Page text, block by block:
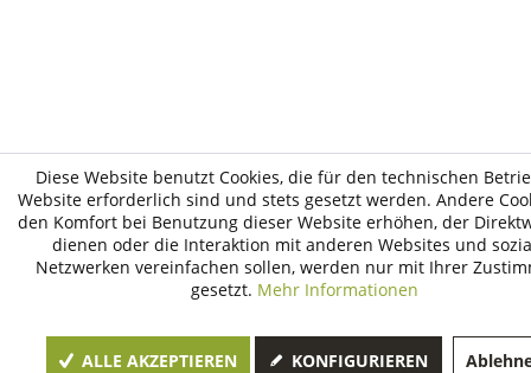
Diese Website benutzt Cookies, die für den technischen
Website erforderlich sind und stets gesetzt werden. Andere
den Komfort bei Benutzung dieser Website erhöhen, der
dienen oder die Interaktion mit anderen Websites und
Netzwerken vereinfachen sollen, werden nur mit Ihrer
gesetzt. Mehr Informationen
ALLE AKZEPTIEREN KONFIGURIEREN